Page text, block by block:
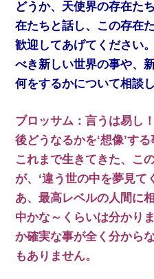
どうか、天使界の存在た
在たちと話し、この存在
歓迎してあげてください
べき新しい世界の事や、
何をするかについて相談
ブロッサム：言うは易し
後どうなるかを‘想像’す
これまで生きてきた、こ
が、‘違う世の中を夢見て
あ、最高レベルの人間に
中かな～くらいは分かり
か確実な事が全く分から
もありません。